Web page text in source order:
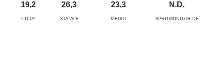
19,2 26,3 23,3 N.D.
CITTA' STATALE MEDIO SPRITMONITOR.DE